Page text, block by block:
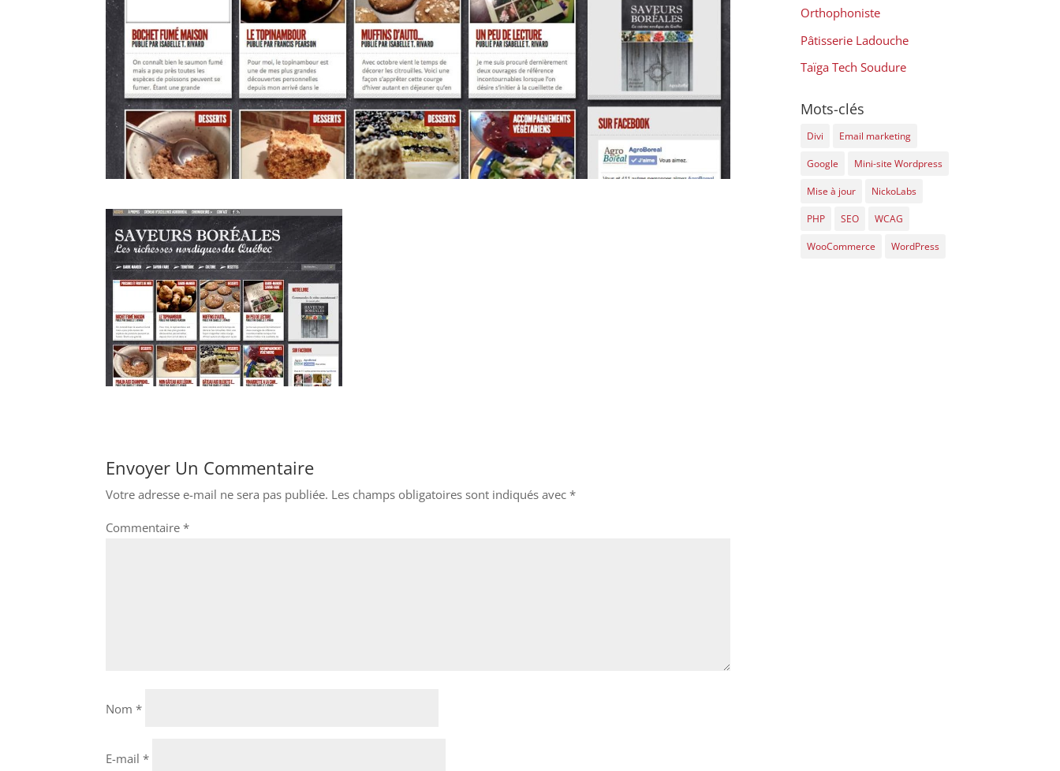
Envoyer Un Commentaire
Votre adresse e-mail ne sera pas publiée. Les champs obligatoires sont indiqués avec*
Commentaire*
Nom*
E-mail*
Orthophoniste
Pâtisserie Ladouche
Taïga Tech Soudure
Mots-clés
Divi Email marketing
Google Mini-site Wordpress
Mise à jour NickoLabs
PHP SEO WCAG
WooCommerce WordPress